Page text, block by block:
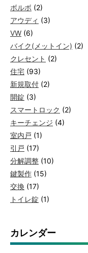
ボルボ (2)
アウディ (3)
VW (6)
バイク(メットイン) (2)
クレセント (2)
住宅 (93)
新規取付 (2)
開錠 (3)
スマートロック (2)
キーチェンジ (4)
室内戸 (1)
引戸 (17)
分解調整 (10)
鍵製作 (15)
交換 (17)
トイレ錠 (1)
カレンダー